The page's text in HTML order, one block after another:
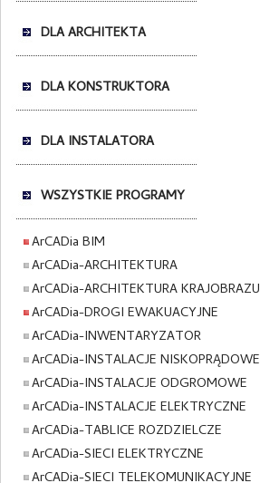
DLA ARCHITEKTA
DLA KONSTRUKTORA
DLA INSTALATORA
WSZYSTKIE PROGRAMY
ArCADia BIM
ArCADia-ARCHITEKTURA
ArCADia-ARCHITEKTURA KRAJOBRAZU
ArCADia-DROGI EWAKUACYJNE
ArCADia-INWENTARYZATOR
ArCADia-INSTALACJE NISKOPRĄDOWE
ArCADia-INSTALACJE ODGROMOWE
ArCADia-INSTALACJE ELEKTRYCZNE
ArCADia-TABLICE ROZDZIELCZE
ArCADia-SIECI ELEKTRYCZNE
ArCADia-SIECI TELEKOMUNIKACYJNE